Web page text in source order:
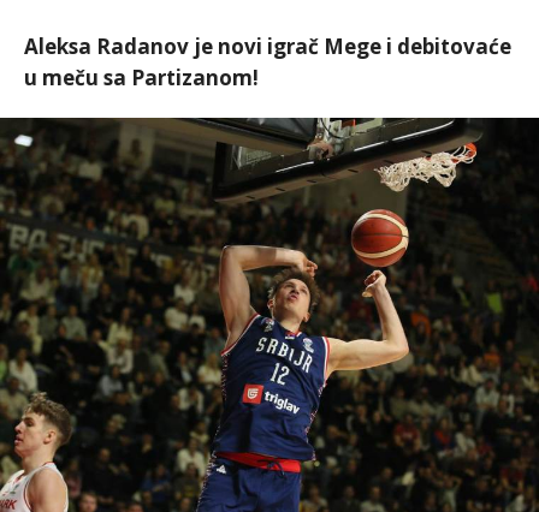
Aleksa Radanov je novi igrač Mege i debitovaće
u meču sa Partizanom!